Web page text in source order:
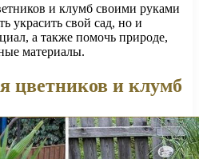
и клумб своими руками
украсить свой сад, но и
а также помочь природе,
материалы.
цветников и клумб